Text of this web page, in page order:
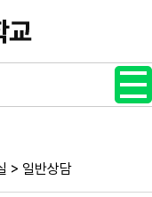
> 일반상담